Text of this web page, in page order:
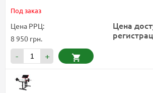
Под заказ
Цена РРЦ:
8 950 грн.
Цена
- +